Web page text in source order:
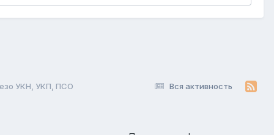
Вся активность
УКН, УКП, ПСО